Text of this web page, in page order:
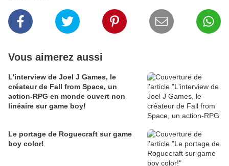
Vous aimerez aussi
L'interview de Joel J Games, le
créateur de Fall from Space, un
action-RPG en monde ouvert non
linéaire sur game boy!
Le portage de Roguecraft sur game
boy color!